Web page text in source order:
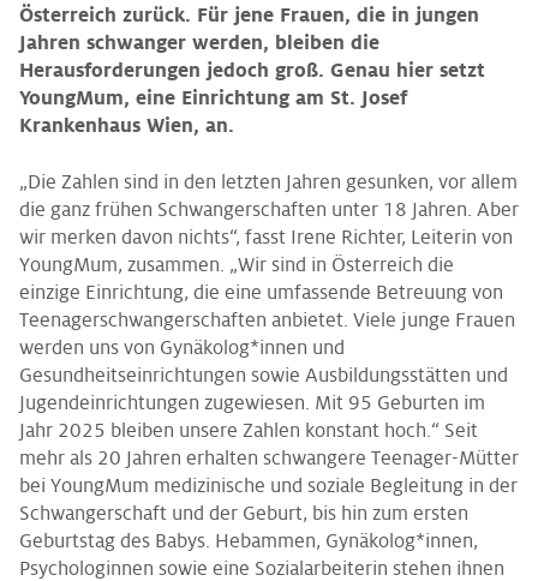
Österreich zurück. Für jene Frauen, die in jungen
Jahren schwanger werden, bleiben die
Herausforderungen jedoch groß. Genau hier setzt
YoungMum, eine Einrichtung am St. Josef
Krankenhaus Wien, an.
„Die Zahlen sind in den letzten Jahren gesunken, vor allem
die ganz frühen Schwangerschaften unter 18 Jahren. Aber
wir merken davon nichts“, fasst Irene Richter, Leiterin von
YoungMum, zusammen. „Wir sind in Österreich die
einzige Einrichtung, die eine umfassende Betreuung von
Teenagerschwangerschaften anbietet. Viele junge Frauen
werden uns von Gynäkolog*innen und
Gesundheitseinrichtungen sowie Ausbildungsstätten und
Jugendeinrichtungen zugewiesen. Mit 95 Geburten im
Jahr 2025 bleiben unsere Zahlen konstant hoch.“ Seit
mehr als 20 Jahren erhalten schwangere Teenager-Mütter
bei YoungMum medizinische und soziale Begleitung in der
Schwangerschaft und der Geburt, bis hin zum ersten
Geburtstag des Babys. Hebammen, Gynäkolog*innen,
Psychologinnen sowie eine Sozialarbeiterin stehen ihnen